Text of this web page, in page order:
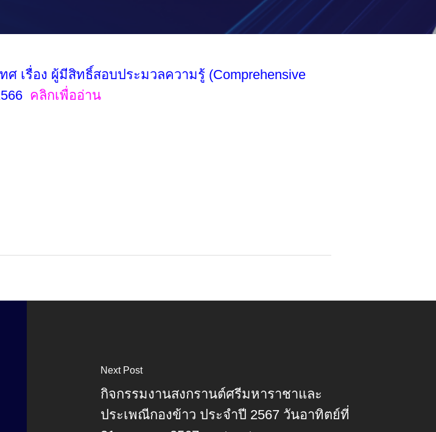
เรื่อง ผู้มีสิทธิ์สอบประมวลความรู้ (Comprehensive
คลิกเพื่ออ่าน
Next Post
กิจกรรมงานสงกรานต์ศรีมหาราชาและ
ประเพณีกองข้าว ประจำปี 2567 วันอาทิตย์ที่